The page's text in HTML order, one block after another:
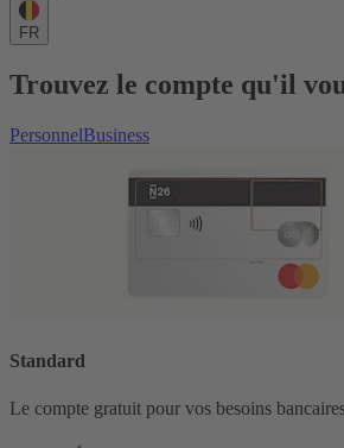
FR
Trouvez le compte qu'il
PersonnelBusiness
Standard
Le compte gratuit pour vos besoins